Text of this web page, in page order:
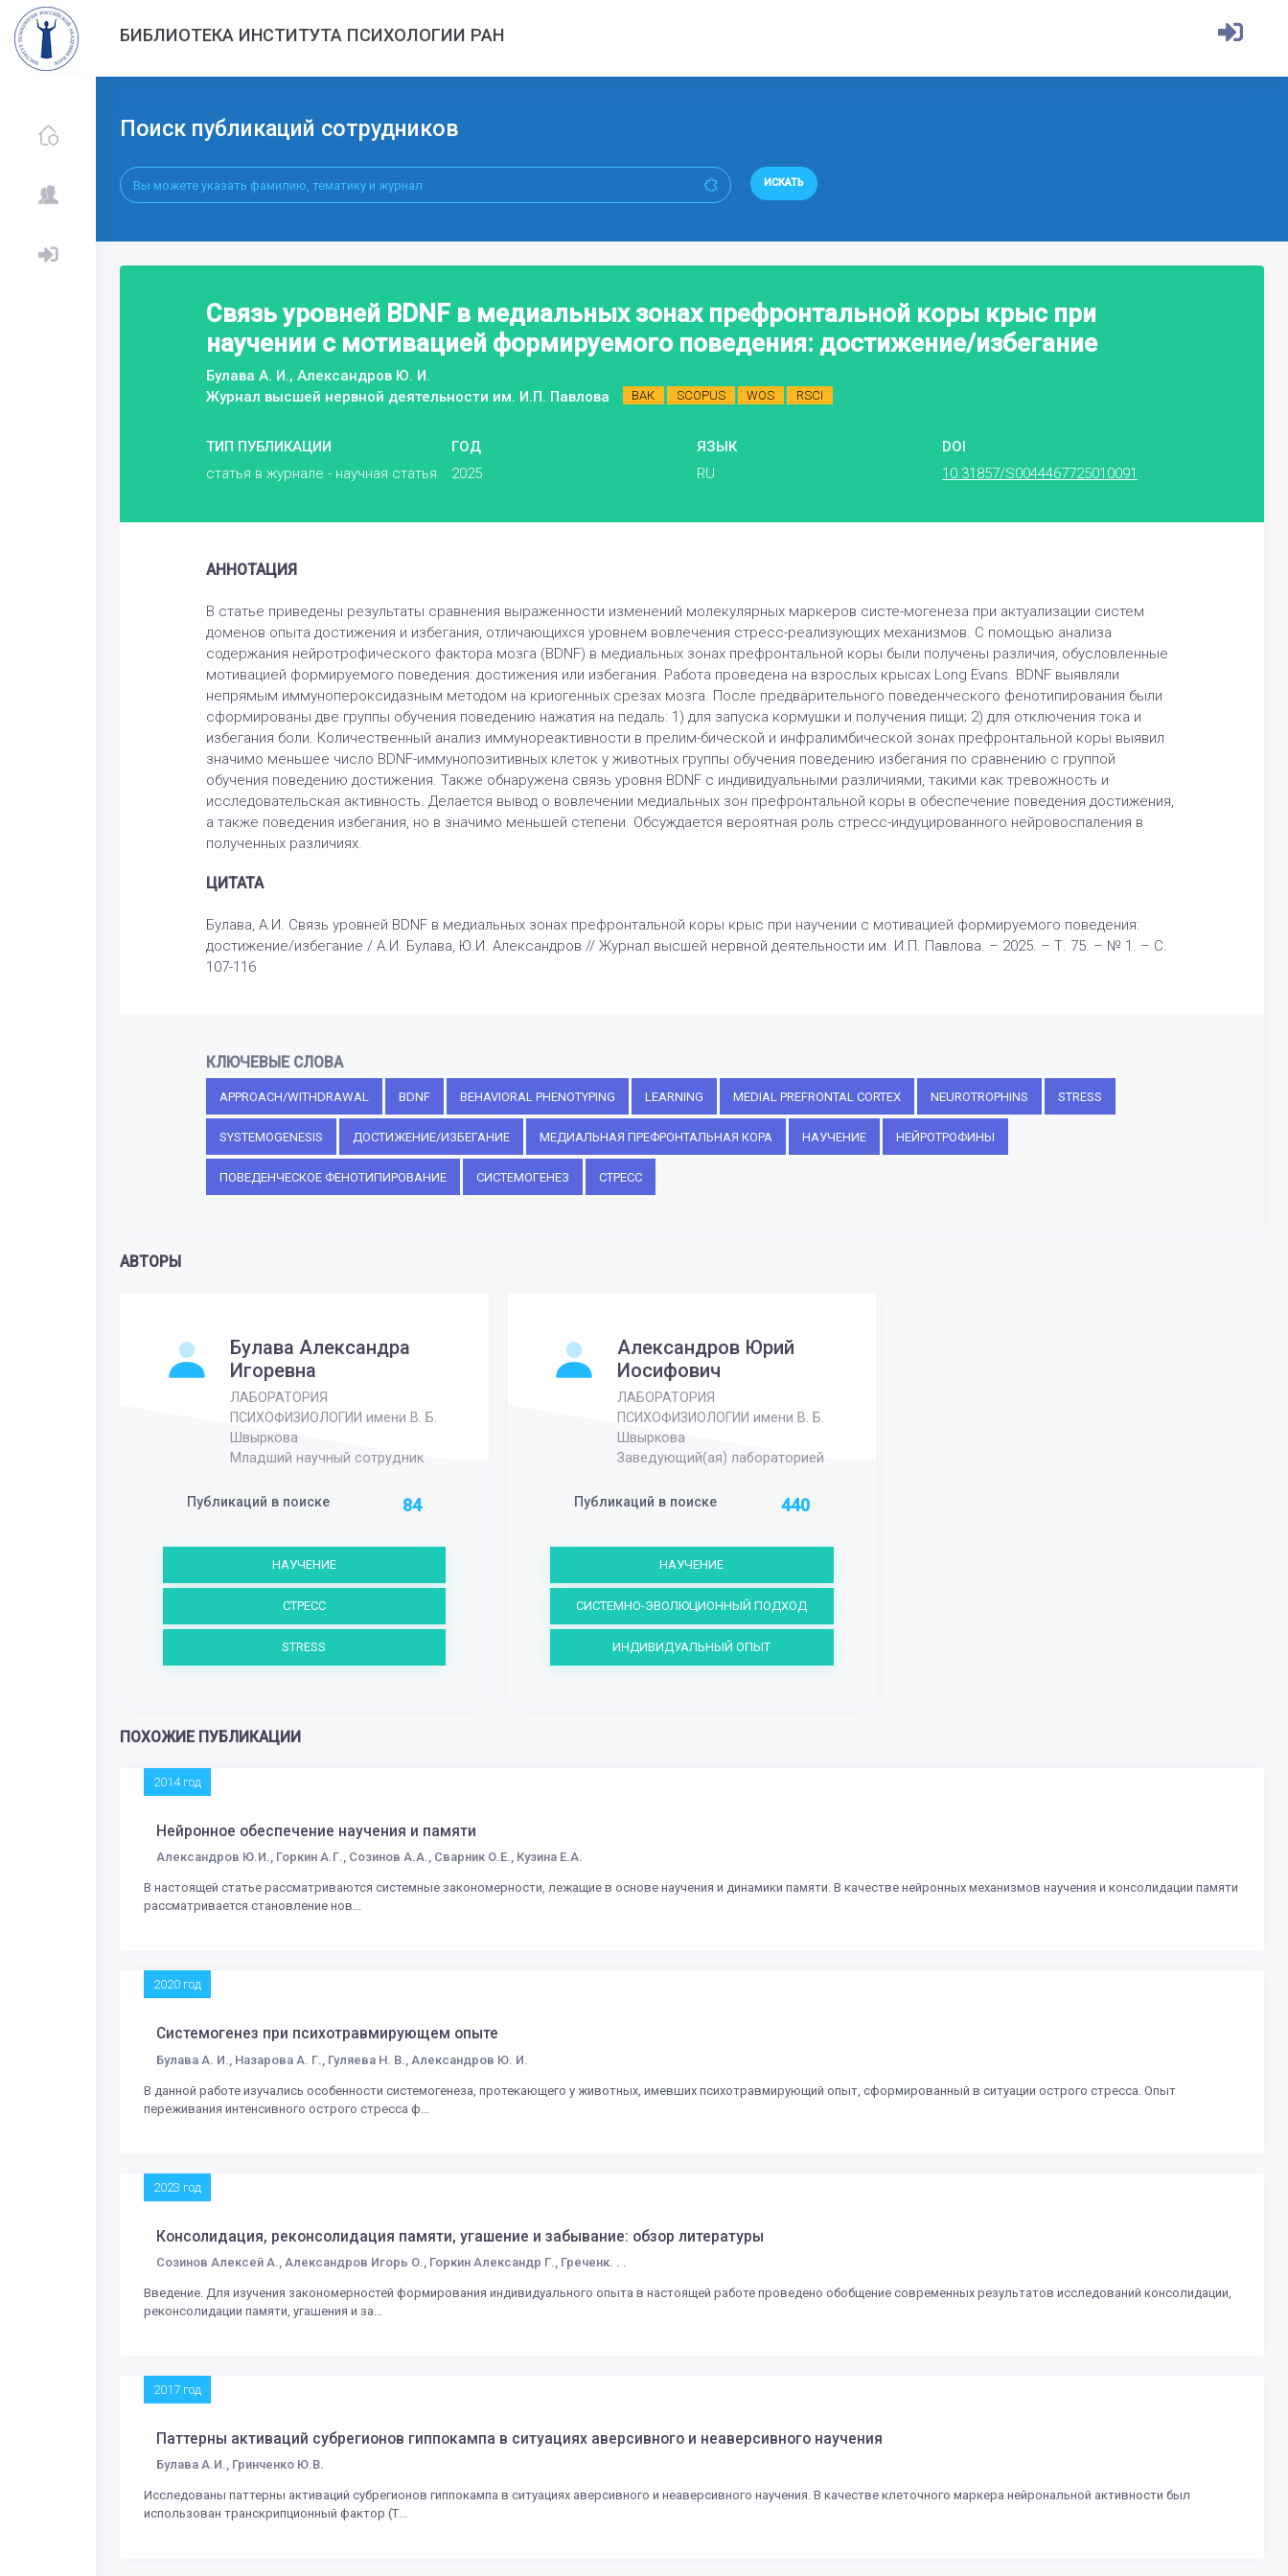
БИБЛИОТЕКА ИНСТИТУТА ПСИХОЛОГИИ РАН
Поиск публикаций сотрудников
ИСКАТЬ
Связь уровней BDNF в медиальных зонах префронтальной коры крыс при
научении с мотивацией формируемого поведения: достижение/избегание
Булава А. И., Александров Ю. И.
Журнал высшей нервной деятельности им. И.П. Павлова
ВАК SCOPUS WOS RSCI
ТИП ПУБЛИКАЦИИ
статья в журнале - научная статья
ГОД
2025
ЯЗЫК
RU
DOI
10.31857/S0044467725010091
АННОТАЦИЯ
В статье приведены результаты сравнения выраженности изменений молекулярных маркеров систе-могенеза при актуализации систем
доменов опыта достижения и избегания, отличающихся уровнем вовлечения стресс-реализующих механизмов. С помощью анализа
содержания нейротрофического фактора мозга (BDNF) в медиальных зонах префронтальной коры были получены различия, обусловленные
мотивацией формируемого поведения: достижения или избегания. Работа проведена на взрослых крысах Long Evans. BDNF выявляли
непрямым иммунопероксидазным методом на криогенных срезах мозга. После предварительного поведенческого фенотипирования были
сформированы две группы обучения поведению нажатия на педаль: 1) для запуска кормушки и получения пищи; 2) для отключения тока и
избегания боли. Количественный анализ иммунореактивности в прелим-бической и инфралимбической зонах префронтальной коры выявил
значимо меньшее число BDNF-иммунопозитивных клеток у животных группы обучения поведению избегания по сравнению с группой
обучения поведению достижения. Также обнаружена связь уровня BDNF с индивидуальными различиями, такими как тревожность и
исследовательская активность. Делается вывод о вовлечении медиальных зон префронтальной коры в обеспечение поведения достижения,
а также поведения избегания, но в значимо меньшей степени. Обсуждается вероятная роль стресс-индуцированного нейровоспаления в
полученных различиях.
ЦИТАТА
Булава, А.И. Связь уровней BDNF в медиальных зонах префронтальной коры крыс при научении с мотивацией формируемого поведения:
достижение/избегание / А.И. Булава, Ю.И. Александров // Журнал высшей нервной деятельности им. И.П. Павлова. – 2025. – Т. 75. – № 1. – С.
107-116
КЛЮЧЕВЫЕ СЛОВА
APPROACH/WITHDRAWAL BDNF BEHAVIORAL PHENOTYPING LEARNING MEDIAL PREFRONTAL CORTEX NEUROTROPHINS STRESS
SYSTEMOGENESIS ДОСТИЖЕНИЕ/ИЗБЕГАНИЕ МЕДИАЛЬНАЯ ПРЕФРОНТАЛЬНАЯ КОРА НАУЧЕНИЕ НЕЙРОТРОФИНЫ
ПОВЕДЕНЧЕСКОЕ ФЕНОТИПИРОВАНИЕ СИСТЕМОГЕНЕЗ СТРЕСС
АВТОРЫ
Булава Александра
Игоревна
ЛАБОРАТОРИЯ
ПСИХОФИЗИОЛОГИИ имени В. Б.
Швыркова
Младший научный сотрудник
Публикаций в поиске 84
НАУЧЕНИЕ
СТРЕСС
STRESS
Александров Юрий
Иосифович
ЛАБОРАТОРИЯ
ПСИХОФИЗИОЛОГИИ имени В. Б.
Швыркова
Заведующий(ая) лабораторией
Публикаций в поиске 440
НАУЧЕНИЕ
СИСТЕМНО-ЭВОЛЮЦИОННЫЙ ПОДХОД
ИНДИВИДУАЛЬНЫЙ ОПЫТ
ПОХОЖИЕ ПУБЛИКАЦИИ
2014 год
Нейронное обеспечение научения и памяти
Александров Ю.И., Горкин А.Г., Созинов А.А., Сварник О.Е., Кузина Е.А.
В настоящей статье рассматриваются системные закономерности, лежащие в основе научения и динамики памяти. В качестве нейронных механизмов научения и консолидации памяти
рассматривается становление нов...
2020 год
Системогенез при психотравмирующем опыте
Булава А. И., Назарова А. Г., Гуляева Н. В., Александров Ю. И.
В данной работе изучались особенности системогенеза, протекающего у животных, имевших психотравмирующий опыт, сформированный в ситуации острого стресса. Опыт
переживания интенсивного острого стресса ф...
2023 год
Консолидация, реконсолидация памяти, угашение и забывание: обзор литературы
Созинов Алексей А., Александров Игорь О., Горкин Александр Г., Греченк. . .
Введение. Для изучения закономерностей формирования индивидуального опыта в настоящей работе проведено обобщение современных результатов исследований консолидации,
реконсолидации памяти, угашения и за...
2017 год
Паттерны активаций субрегионов гиппокампа в ситуациях аверсивного и неаверсивного научения
Булава А.И., Гринченко Ю.В.
Исследованы паттерны активаций субрегионов гиппокампа в ситуациях аверсивного и неаверсивного научения. В качестве клеточного маркера нейрональной активности был
использован транскрипционный фактор (Т...